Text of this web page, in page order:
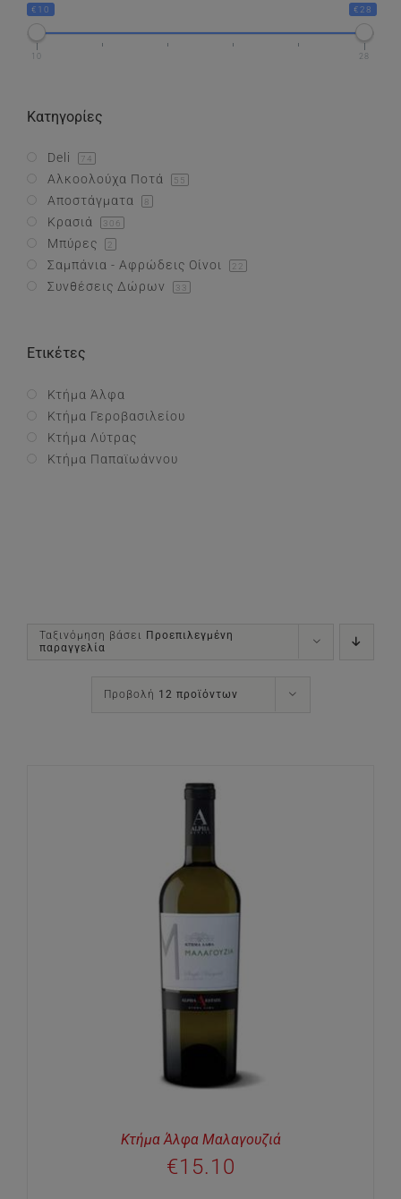
Συνθέσεις Δώρων
Ταξινόμηση βάσει Προεπιλεγμένη
παραγγελία
Προβολή 12 προϊόντων
Κτήμα Άλφα Μαλαγουζιά
€15.10
€10 €28
10 28
Κατηγορίες
Deli 74
Αλκοολούχα Ποτά 55
Αποστάγματα 8
Κρασιά 306
Μπύρες 2
Σαμπάνια - Αφρώδεις Οίνοι 22
Συνθέσεις Δώρων 33
Ετικέτες
Κτήμα Άλφα
Κτήμα Γεροβασιλείου
Κτήμα Λύτρας
Κτήμα Παπαϊωάννου